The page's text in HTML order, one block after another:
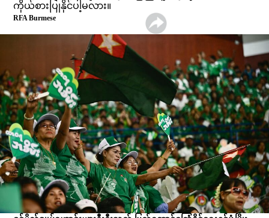
ကိုယ်စားပြုနိုင်ပါ့မလား။
RFA Burmese